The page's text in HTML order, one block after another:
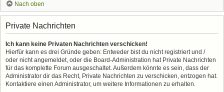
Nach oben
Private Nachrichten
Ich kann keine Privaten Nachrichten verschicken!
Hierfür kann es drei Gründe geben: Entweder bist du nicht registriert und /
oder nicht angemeldet, oder die Board-Administration hat Private Nachrichten
für das komplette Forum ausgeschaltet. Außerdem könnte es sein, dass der
Administrator dir das Recht, Private Nachrichten zu verschicken, entzogen hat.
Kontaktiere einen Administrator, um weitere Informationen zu erhalten.